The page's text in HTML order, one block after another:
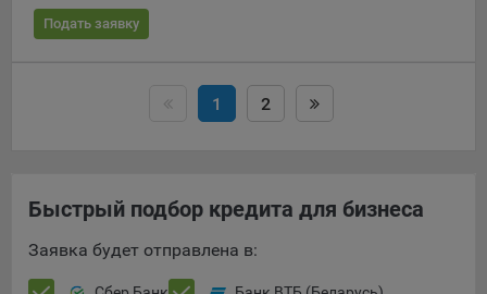
Подать заявку
1 2
Быстрый подбор кредита для бизнеса
Заявка будет отправлена в: